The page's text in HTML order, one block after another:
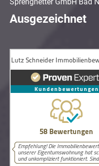
Ausgezeichnet